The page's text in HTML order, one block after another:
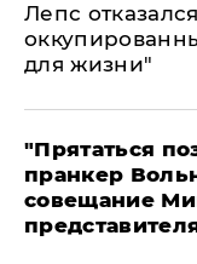
Лепс
для жизни"
"Прятаться
пранкер
совещание